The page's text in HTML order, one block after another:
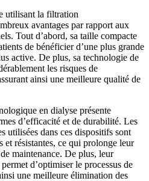
utilisant la filtration
avantages par rapport aux
Tout d’abord, sa taille compacte
de bénéficier d’une plus grande
active. De plus, sa technologie de
les risques de
ainsi une meilleure qualité de
en dialyse présente
d’efficacité et de durabilité. Les
utilisées dans ces dispositifs sont
et résistantes, ce qui prolonge leur
maintenance. De plus, leur
d’optimiser le processus de
une meilleure élimination des